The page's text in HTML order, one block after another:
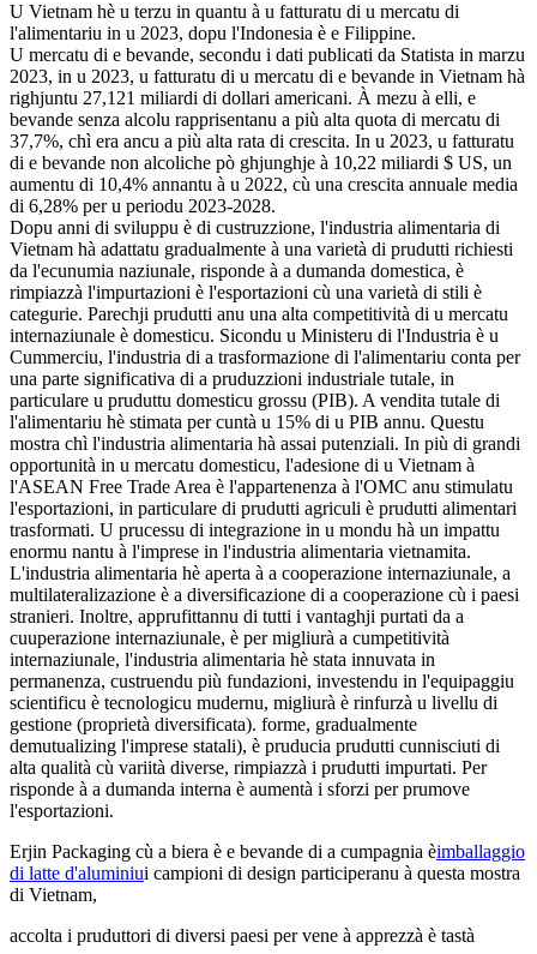
U Vietnam hè u terzu in quantu à u fatturatu di u mercatu di
l'alimentariu in u 2023, dopu l'Indonesia è e Filippine.
U mercatu di e bevande, secondu i dati publicati da Statista in marzu
2023, in u 2023, u fatturatu di u mercatu di e bevande in Vietnam hà
righjuntu 27,121 miliardi di dollari americani. À mezu à elli, e
bevande senza alcolu rapprisentanu a più alta quota di mercatu di
37,7%, chì era ancu a più alta rata di crescita. In u 2023, u fatturatu
di e bevande non alcoliche pò ghjunghje à 10,22 miliardi $ US, un
aumentu di 10,4% annantu à u 2022, cù una crescita annuale media
di 6,28% per u periodu 2023-2028.
Dopu anni di sviluppu è di custruzzione, l'industria alimentaria di
Vietnam hà adattatu gradualmente à una varietà di prudutti richiesti
da l'ecunumia naziunale, risponde à a dumanda domestica, è
rimpiazzà l'impurtazioni è l'esportazioni cù una varietà di stili è
categurie. Parechji prudutti anu una alta competitività di u mercatu
internaziunale è domesticu. Sicondu u Ministeru di l'Industria è u
Cummerciu, l'industria di a trasformazione di l'alimentariu conta per
una parte significativa di a pruduzzioni industriale tutale, in
particulare u pruduttu domesticu grossu (PIB). A vendita tutale di
l'alimentariu hè stimata per cuntà u 15% di u PIB annu. Questu
mostra chì l'industria alimentaria hà assai putenziali. In più di grandi
opportunità in u mercatu domesticu, l'adesione di u Vietnam à
l'ASEAN Free Trade Area è l'appartenenza à l'OMC anu stimulatu
l'esportazioni, in particulare di prudutti agriculi è prudutti alimentari
trasformati. U prucessu di integrazione in u mondu hà un impattu
enormu nantu à l'imprese in l'industria alimentaria vietnamita.
L'industria alimentaria hè aperta à a cooperazione internaziunale, a
multilateralizazione è a diversificazione di a cooperazione cù i paesi
stranieri. Inoltre, apprufittannu di tutti i vantaghji purtati da a
cuuperazione internaziunale, è per migliurà a cumpetitività
internaziunale, l'industria alimentaria hè stata innuvata in
permanenza, custruendu più fundazioni, investendu in l'equipaggiu
scientificu è tecnologicu mudernu, migliurà è rinfurzà u livellu di
gestione (proprietà diversificata). forme, gradualmente
demutualizing l'imprese statali), è pruducia prudutti cunnisciuti di
alta qualità cù variità diverse, rimpiazzà i prudutti impurtati. Per
risponde à a dumanda interna è aumentà i sforzi per prumove
l'esportazioni.
Erjin Packaging cù a biera è e bevande di a cumpagnia èimballaggio
di latte d'aluminiui campioni di design participeranu à questa mostra
di Vietnam,
accolta i pruduttori di diversi paesi per vene à apprezzà è tastà